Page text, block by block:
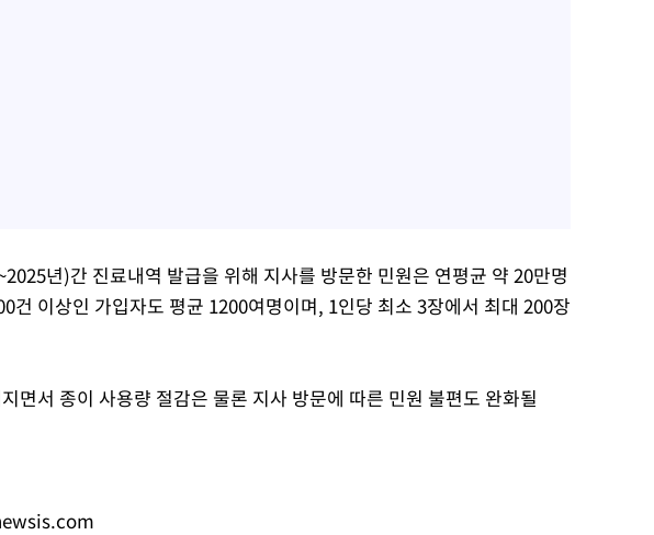
년)간 진료내역 발급을 위해 지사를 방문한 민원은 연평균 약 20만명
건 이상인 가입자도 평균 1200여명이며, 1인당 최소 3장에서 최대 200장
면서 종이 사용량 절감은 물론 지사 방문에 따른 민원 불편도 완화될